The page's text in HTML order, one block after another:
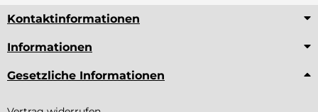
Kontaktinformationen
Informationen
Gesetzliche Informationen